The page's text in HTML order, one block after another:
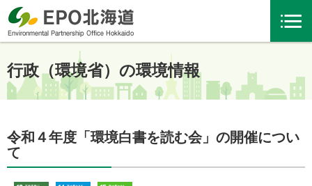
行政（環境省）の環境情報
令和４年度「環境白書を読む会」の開催につい
て